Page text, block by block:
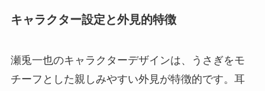
キャラクター設定と外見的特徴
瀬兎一也のキャラクターデザインは、うさぎをモ
チーフとした親しみやすい外見が特徴的です。耳